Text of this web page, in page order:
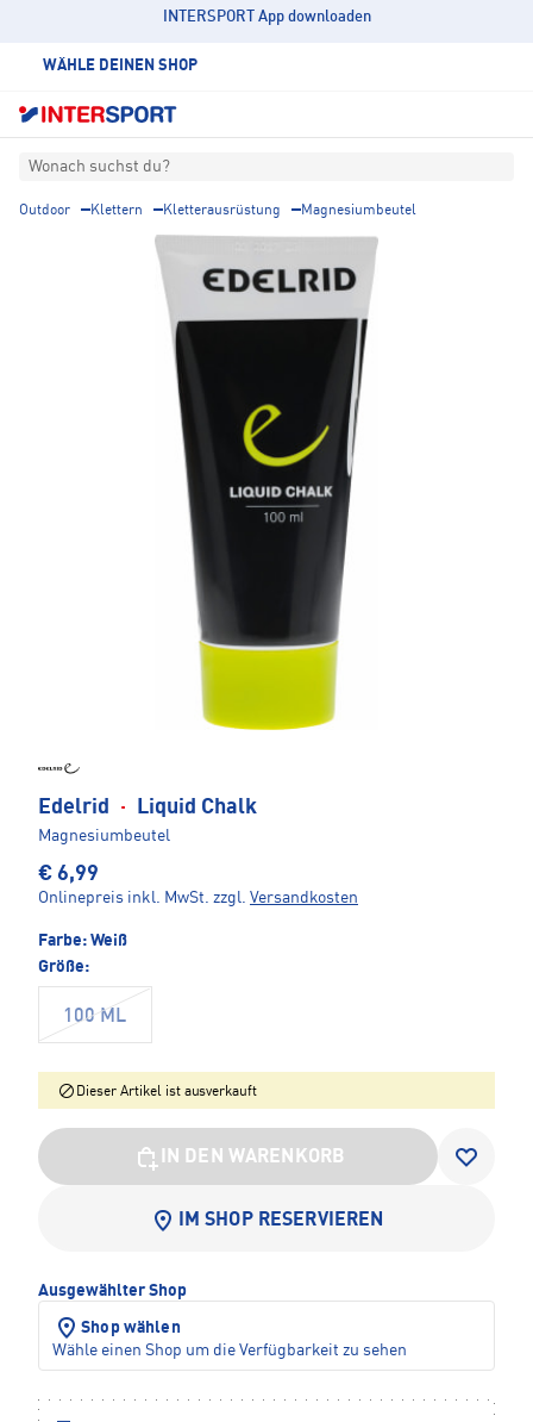
INTERSPORT App downloaden
WÄHLE DEINEN SHOP
Wonach suchst du?
Outdoor Klettern Kletterausrüstung Magnesiumbeutel
Edelrid · Liquid Chalk
Magnesiumbeutel
€ 6,99
Onlinepreis inkl. MwSt. zzgl. Versandkosten
Farbe: Weiß
Größe:
100 ML
Dieser Artikel ist ausverkauft
IN DEN WARENKORB
IM SHOP RESERVIEREN
Ausgewählter Shop
Shop wählen
Wähle einen Shop um die Verfügbarkeit zu sehen